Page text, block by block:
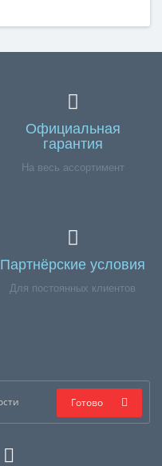
Официальная
гарантия
На весь ассортимент
Партнёрские условия
Для постоянных клиентов
Готово